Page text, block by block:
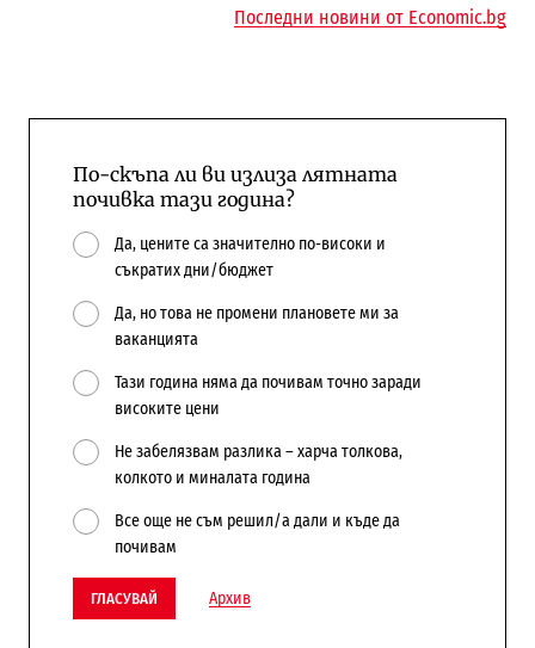
Последни новини от Economic.bg
По-скъпа ли ви излиза лятната
почивка тази година?
Да, цените са значително по-високи и
съкратих дни/бюджет
Да, но това не промени плановете ми за
ваканцията
Тази година няма да почивам точно заради
високите цени
Не забелязвам разлика – харча толкова,
колкото и миналата година
Все още не съм решил/а дали и къде да
почивам
ГЛАСУВАЙ Архив